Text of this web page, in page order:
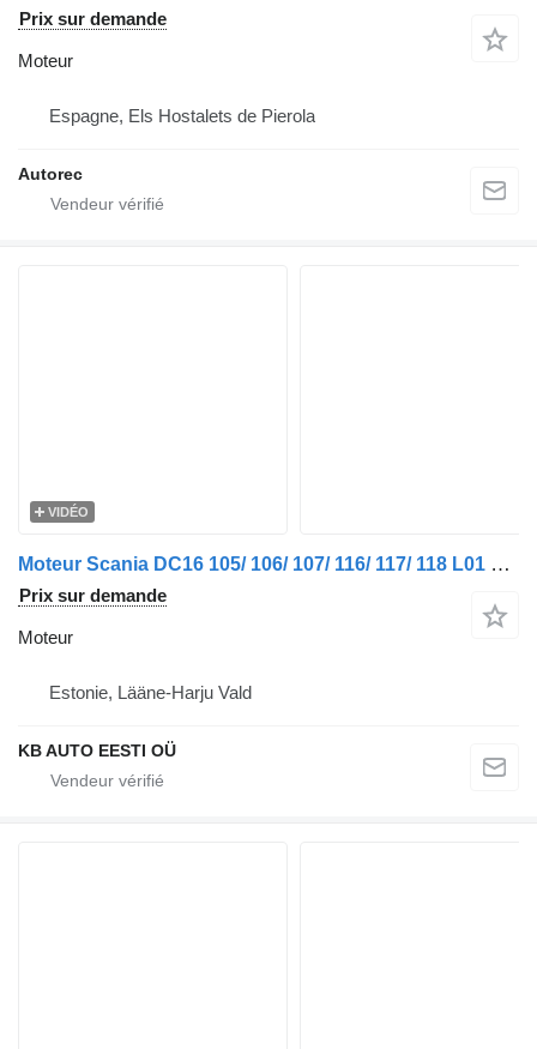
Prix sur demande
Moteur
Espagne, Els Hostalets de Pierola
Autorec
VIDÉO
Moteur Scania DC16 105/ 106/ 107/ 116/ 117/ 118 L01 NEXT GEN S pour camion
Prix sur demande
Moteur
Estonie, Lääne-Harju Vald
KB AUTO EESTI OÜ